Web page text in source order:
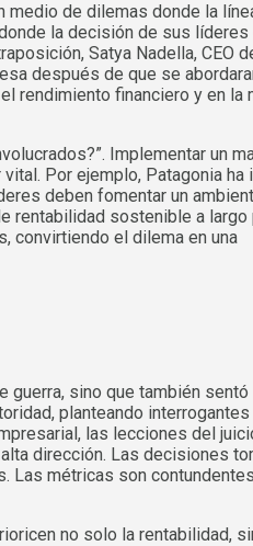
de dilemas donde la
la decisión de sus líderes
Satya Nadella, CEO
después de que se
rendimiento financiero y en la
Implementar un
Por ejemplo, Patagonia ha
deben fomentar un
rentabilidad sostenible a largo
convirtiendo el dilema en una
guerra, sino que también sentó
planteando interrogantes
las lecciones del
dirección. Las decisiones
Las métricas son
no solo la rentabilidad,